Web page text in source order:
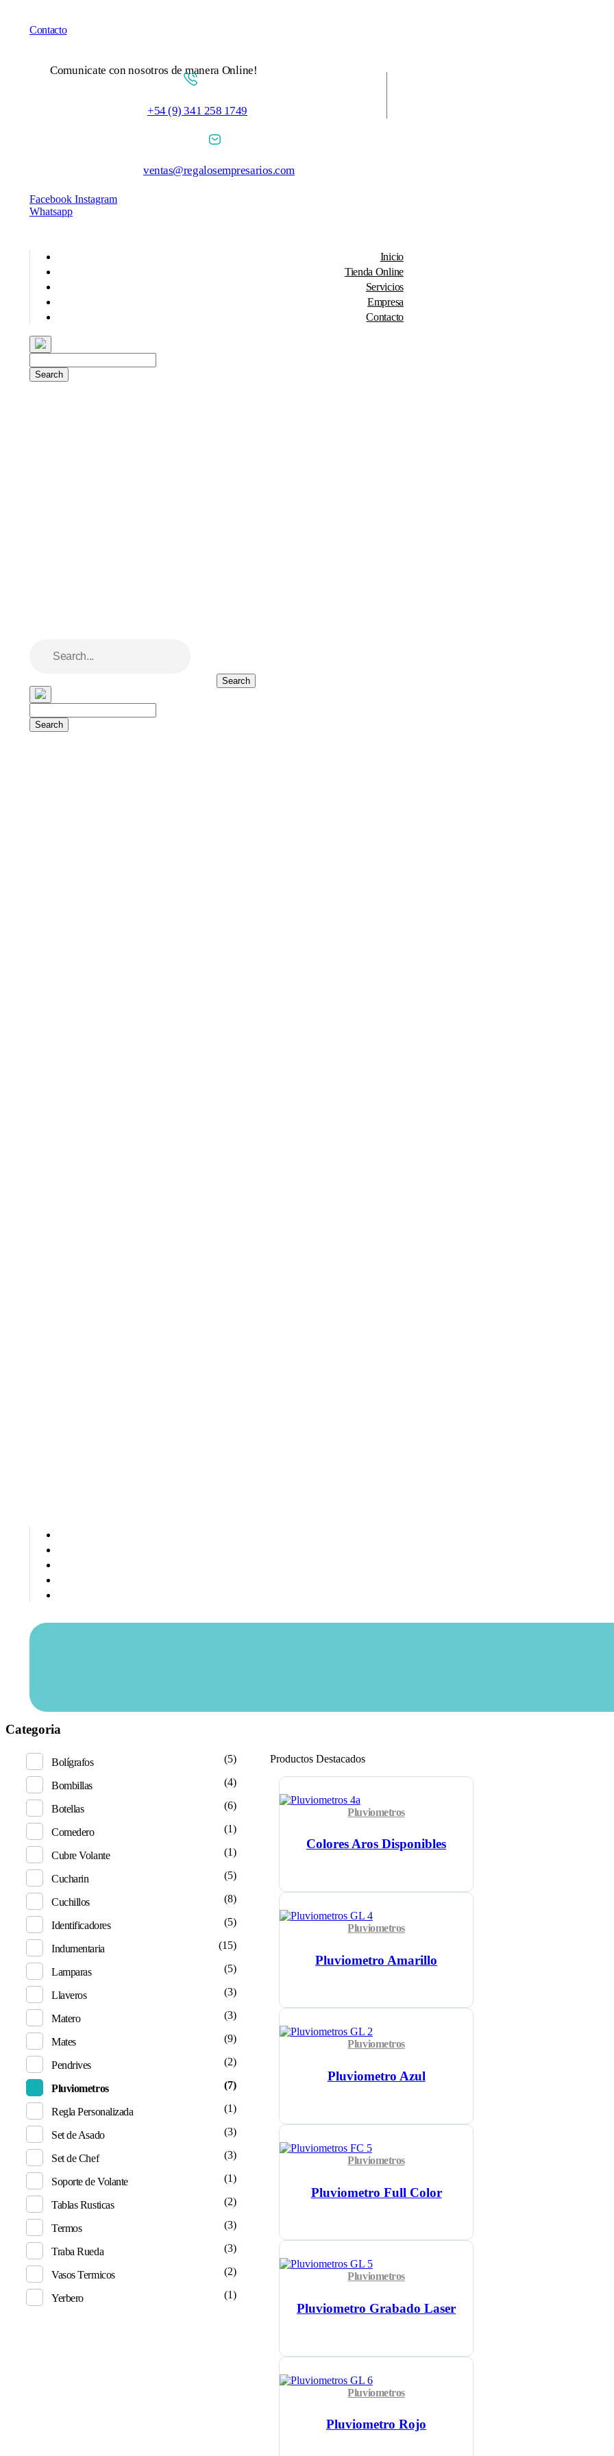
Contacto
Comunicate con nosotros de manera Online!
+54 (9) 341 258 1749
ventas@regalosempresarios.com
Facebook Instagram
Whatsapp
Inicio
Tienda Online
Servicios
Empresa
Contacto
Productos Destacados
Colores Aros Disponibles
Pluviometros
Pluviometro Amarillo
Pluviometros
Pluviometro Azul
Pluviometros
Pluviometro Full Color
Pluviometros
Pluviometro Grabado Laser
Pluviometros
Pluviometro Rojo
Pluviometros
Categoria
Bolígrafos (5)
Bombillas (4)
Botellas (6)
Comedero (1)
Cubre Volante (1)
Cucharin (5)
Cuchillos (8)
Identificadores (5)
Indumentaria (15)
Lamparas (5)
Llaveros (3)
Matero (3)
Mates (9)
Pendrives (2)
Pluviometros (7)
Regla Personalizada (1)
Set de Asado (3)
Set de Chef (3)
Soporte de Volante (1)
Tablas Rusticas (2)
Termos (3)
Traba Rueda (3)
Vasos Termicos (2)
Yerbero (1)